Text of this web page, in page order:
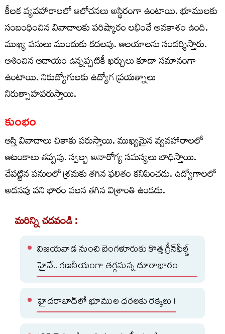
కీలక వ్యవహారాలలో ఆలోచనలు అస్థిరంగా ఉంటాయి. భూములకు
సంబంధించిన వివాదాలకు పరిష్కారం లభించే అవకాశం ఉంది.
ముఖ్య పనులు ముందుకు కదలవు. ఆలయాలను సందర్శిస్తారు.
ఆశించిన ఆదాయం ఉన్నప్పటికీ ఖర్చులు కూడా సమానంగా
ఉంటాయి. నిరుద్యోగులకు ఉద్యోగ ప్రయత్నాలు
నిరుత్సాహపరుస్తాయి.
కుంభం
ఆస్తి వివాదాలు చికాకు పరుస్తాయి. ముఖ్యమైన వ్యవహారాలలో
ఆటంకాలు తప్పవు. స్వల్ప అనారోగ్య సమస్యలు బాధిస్తాయి.
చేపట్టిన పనులలో శ్రమకు తగిన ఫలితం కనిపించదు. ఉద్యోగాలలో
అదనపు పని భారం వలన తగిన విశ్రాంతి ఉండదు.
మరిన్ని చదవండి :
విజయవాడ నుంచి బెంగళూరుకు కొత్త గ్రీన్‌ఫీల్డ్‌
హైవే.. గణనీయంగా తగ్గనున్న దూరాభారం
హైదరాబాద్‌లో భూముల ధరలకు రెక్కలు !